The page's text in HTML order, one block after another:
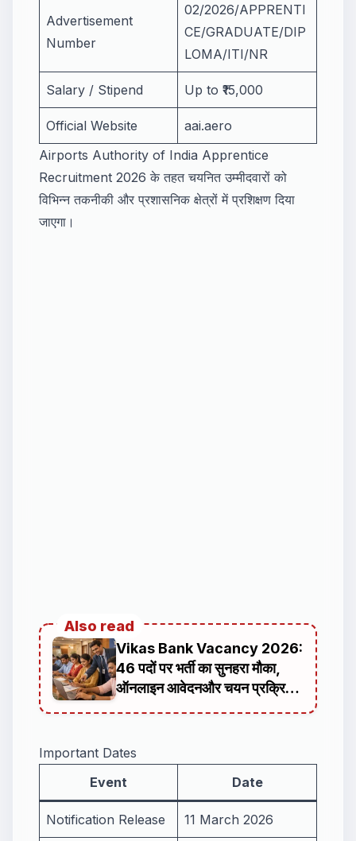
Advertisement
Number
02/2026/APPRENTI
CE/GRADUATE/DIP
LOMA/ITI/NR
Salary / Stipend Up to ₹15,000
Official Website
aai.aero
Airports Authority of India Apprentice
Recruitment 2026 के तहत चयनित उम्मीदवारों को
विभिन्न तकनीकी और प्रशासनिक क्षेत्रों में प्रशिक्षण दिया
जाएगा।
Also read
Vikas Bank Vacancy 2026:
46 पदों पर भर्ती का सुनहरा मौका,
ऑनलाइन आवेदनऔर चयन प्रक्रिया
की पूरी जानकारी
Important Dates
Event
Date
Notification Release 11 March 2026